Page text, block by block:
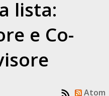
lista:
e Co-
Atom